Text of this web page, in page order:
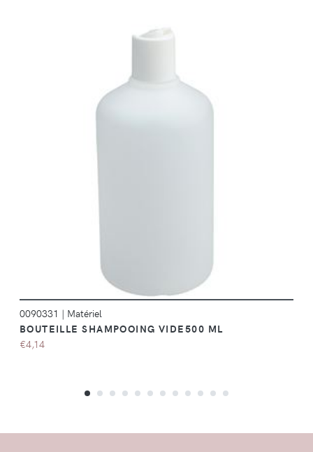
0090331 | Matériel
BOUTEILLE SHAMPOOING VIDE500 ML
€4,14